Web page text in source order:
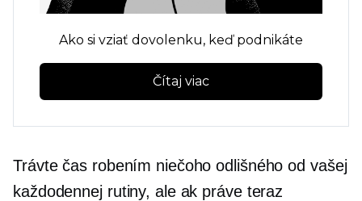
Ako si vziať dovolenku, keď podnikáte
Čítaj viac
Trávte čas robením niečoho odlišného od vašej
každodennej rutiny, ale ak práve teraz